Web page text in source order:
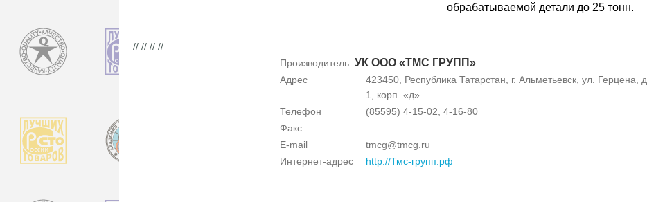
обрабатываемой детали до 25 тонн.
// // // //
Производитель: УК ООО «ТМС ГРУПП»
Адрес
423450, Республика Татарстан, г. Альметьевск, ул. Герцена, д.
1, корп. «д»
Телефон
(85595) 4-15-02, 4-16-80
Факс
E-mail
tmcg@tmcg.ru
Интернет-адрес
http://Тмс-групп.рф